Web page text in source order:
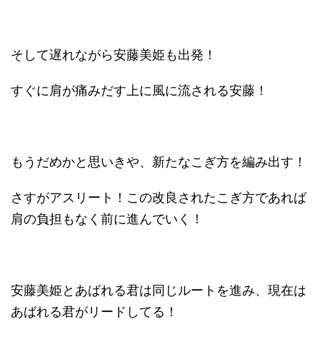
そして遅れながら安藤美姫も出発！
すぐに肩が痛みだす上に風に流される安藤！
もうだめかと思いきや、新たなこぎ方を編み出す！
さすがアスリート！この改良されたこぎ方であれば
肩の負担もなく前に進んでいく！
安藤美姫とあばれる君は同じルートを進み、現在は
あばれる君がリードしてる！